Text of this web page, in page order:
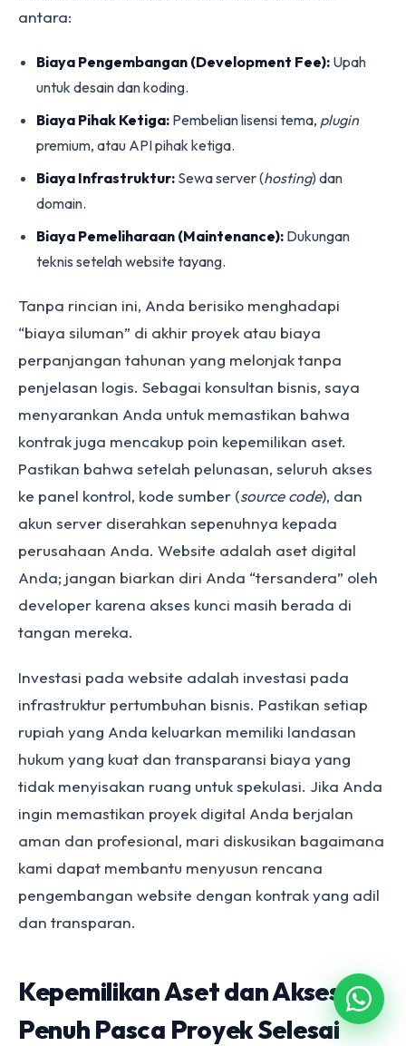
antara:
Biaya Pengembangan (Development Fee): Upah
untuk desain dan koding.
Biaya Pihak Ketiga: Pembelian lisensi tema, plugin
premium, atau API pihak ketiga.
Biaya Infrastruktur: Sewa server (hosting) dan
domain.
Biaya Pemeliharaan (Maintenance): Dukungan
teknis setelah website tayang.
Tanpa rincian ini, Anda berisiko menghadapi
“biaya siluman” di akhir proyek atau biaya
perpanjangan tahunan yang melonjak tanpa
penjelasan logis. Sebagai konsultan bisnis, saya
menyarankan Anda untuk memastikan bahwa
kontrak juga mencakup poin kepemilikan aset.
Pastikan bahwa setelah pelunasan, seluruh akses
ke panel kontrol, kode sumber (source code), dan
akun server diserahkan sepenuhnya kepada
perusahaan Anda. Website adalah aset digital
Anda; jangan biarkan diri Anda “tersandera” oleh
developer karena akses kunci masih berada di
tangan mereka.
Investasi pada website adalah investasi pada
infrastruktur pertumbuhan bisnis. Pastikan setiap
rupiah yang Anda keluarkan memiliki landasan
hukum yang kuat dan transparansi biaya yang
tidak menyisakan ruang untuk spekulasi. Jika Anda
ingin memastikan proyek digital Anda berjalan
aman dan profesional, mari diskusikan bagaimana
kami dapat membantu menyusun rencana
pengembangan website dengan kontrak yang adil
dan transparan.
Kepemilikan Aset dan Akses
Penuh Pasca Proyek Selesai